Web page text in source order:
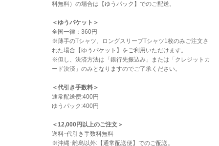
料無料）の場合は【ゆうパック】でのご配送。
＜ゆうパケット＞
全国一律：360円
※薄手のTシャツ、ロングスリーブTシャツ1枚のみご注文さ
れた場合【ゆうパケット】をご利用いただけます。
※但し、決済方法は「銀行先振込み」または「クレジットカ
ード決済」のみとなりますのでご了承ください。
＜代引き手数料＞
通常配送便:400円
ゆうパック:400円
＜12,000円以上のご注文＞
送料･代引き手数料無料
※沖縄･離島以外:【通常配送便】でのご配送。